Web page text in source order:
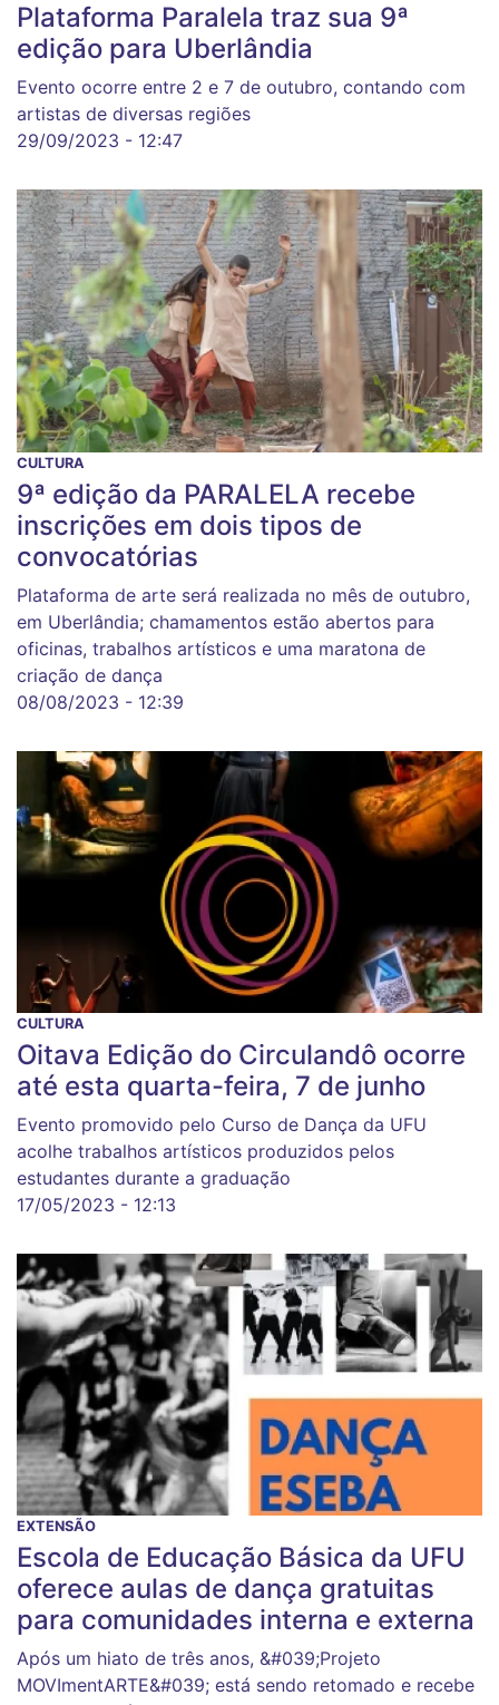
Plataforma Paralela traz sua 9ª
edição para Uberlândia
Evento ocorre entre 2 e 7 de outubro, contando com
artistas de diversas regiões
29/09/2023 - 12:47
CULTURA
9ª edição da PARALELA recebe
inscrições em dois tipos de
convocatórias
Plataforma de arte será realizada no mês de outubro,
em Uberlândia; chamamentos estão abertos para
oficinas, trabalhos artísticos e uma maratona de
criação de dança
08/08/2023 - 12:39
CULTURA
Oitava Edição do Circulandô ocorre
até esta quarta-feira, 7 de junho
Evento promovido pelo Curso de Dança da UFU
acolhe trabalhos artísticos produzidos pelos
estudantes durante a graduação
17/05/2023 - 12:13
EXTENSÃO
Escola de Educação Básica da UFU
oferece aulas de dança gratuitas
para comunidades interna e externa
Após um hiato de três anos, &#039;Projeto
MOVImentARTE&#039; está sendo retomado e recebe